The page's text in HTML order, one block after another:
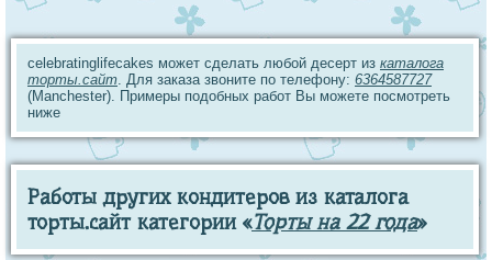
celebratinglifecakes может сделать любой десерт из каталога
торты.сайт . Для заказа звоните по телефону: 6364587727
(Manchester). Примеры подобных работ Вы можете посмотреть
ниже
Работы других кондитеров из каталога
торты.сайт категории «Торты на 22 года»